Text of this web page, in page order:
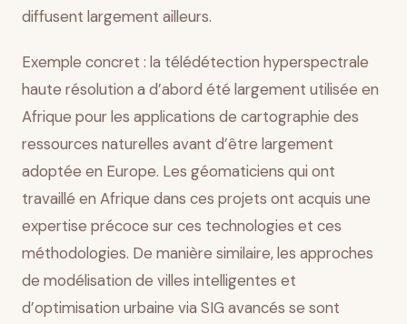
diffusent largement ailleurs.
Exemple concret : la télédétection hyperspectrale
haute résolution a d’abord été largement utilisée en
Afrique pour les applications de cartographie des
ressources naturelles avant d’être largement
adoptée en Europe. Les géomaticiens qui ont
travaillé en Afrique dans ces projets ont acquis une
expertise précoce sur ces technologies et ces
méthodologies. De manière similaire, les approches
de modélisation de villes intelligentes et
d’optimisation urbaine via SIG avancés se sont